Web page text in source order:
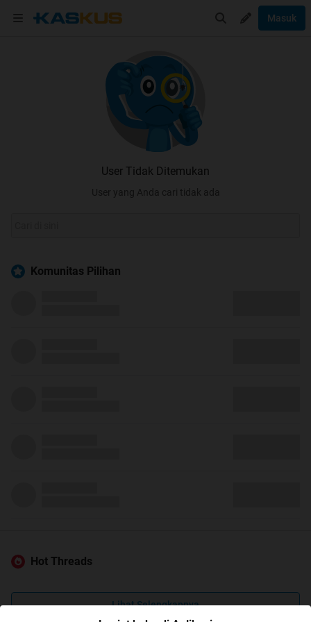
Masuk
User Tidak Ditemukan
User yang Anda cari tidak ada
Komunitas Pilihan
Hot Threads
Lihat Selengkapnya